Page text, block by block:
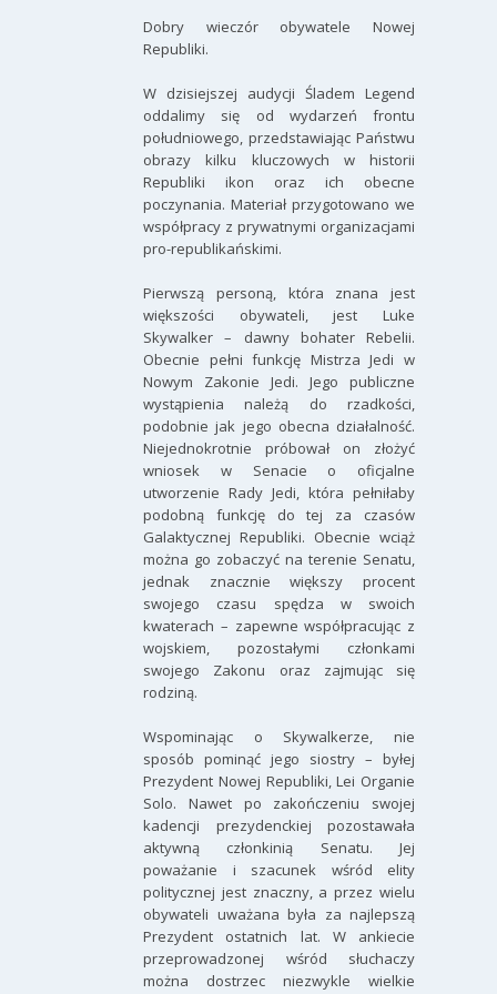
Dobry wieczór obywatele Nowej
Republiki.
W dzisiejszej audycji Śladem Legend
oddalimy się od wydarzeń frontu
południowego, przedstawiając Państwu
obrazy kilku kluczowych w historii
Republiki ikon oraz ich obecne
poczynania. Materiał przygotowano we
współpracy z prywatnymi organizacjami
pro-republikańskimi.
Pierwszą personą, która znana jest
większości obywateli, jest Luke
Skywalker – dawny bohater Rebelii.
Obecnie pełni funkcję Mistrza Jedi w
Nowym Zakonie Jedi. Jego publiczne
wystąpienia należą do rzadkości,
podobnie jak jego obecna działalność.
Niejednokrotnie próbował on złożyć
wniosek w Senacie o oficjalne
utworzenie Rady Jedi, która pełniłaby
podobną funkcję do tej za czasów
Galaktycznej Republiki. Obecnie wciąż
można go zobaczyć na terenie Senatu,
jednak znacznie większy procent
swojego czasu spędza w swoich
kwaterach – zapewne współpracując z
wojskiem, pozostałymi członkami
swojego Zakonu oraz zajmując się
rodziną.
Wspominając o Skywalkerze, nie
sposób pominąć jego siostry – byłej
Prezydent Nowej Republiki, Lei Organie
Solo. Nawet po zakończeniu swojej
kadencji prezydenckiej pozostawała
aktywną członkinią Senatu. Jej
poważanie i szacunek wśród elity
politycznej jest znaczny, a przez wielu
obywateli uważana była za najlepszą
Prezydent ostatnich lat. W ankiecie
przeprowadzonej wśród słuchaczy
można dostrzec niezwykle wielkie